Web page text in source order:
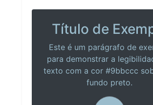
Título de
Este é um parágrafo de
para demonstrar a
texto com a cor #9bbccc
fundo preto.